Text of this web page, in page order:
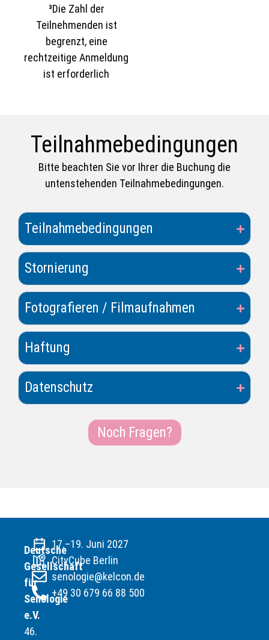
³Die Zahl der
Teilnehmenden ist
begrenzt, eine
rechtzeitige Anmeldung
ist erforderlich
Teilnahmebedingungen
Bitte beachten Sie vor Ihrer die Buchung die
untenstehenden Teilnahmebedingungen.
Teilnahmebedingungen
Stornierung
Fotografieren / Filmaufnahmen
Haftung
Datenschutz
Noch Fragen?
Deutsche
Gesellschaft
für
Senologie
e.V.
46.
17.–19. Juni 2027
CityCube Berlin
senologie@kelcon.de
+49 30 679 66 88 500